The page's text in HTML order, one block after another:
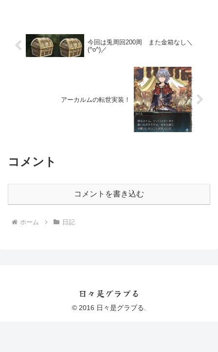
今回は兎周回200周 また金箱なし＼
(^o^)／
アーカルムの転世実装！
コメント
コメントを書き込む
ホーム 日記
日々是グラブる
© 2016 日々是グラブる.